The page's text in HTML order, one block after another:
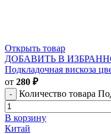
Открыть товар
ДОБАВИТЬ В
Подкладочная вискоза
от 280 ₽
Количество товара
В корзину
Китай